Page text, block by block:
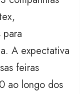
A expectativa
feiras
ao longo dos